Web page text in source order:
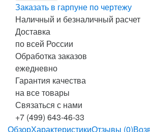
Заказать в гарпуне по чертежу
Наличный и безналичный расчет
Доставка
по всей России
Обработка заказов
ежедневно
Гарантия качества
на все товары
Связаться с нами
+7 (499) 643-46-33
ОбзорХарактеристикиОтзывы (0)